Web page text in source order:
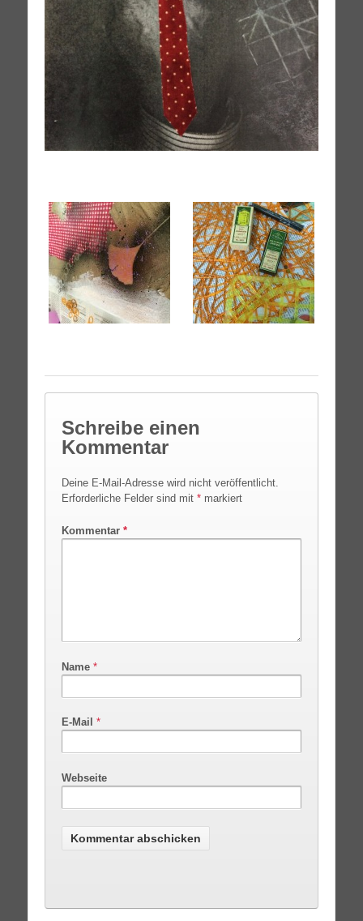
Schreibe einen
Kommentar
Deine E-Mail-Adresse wird nicht veröffentlicht.
Erforderliche Felder sind mit *markiert
Kommentar *
Name *
E-Mail *
Webseite